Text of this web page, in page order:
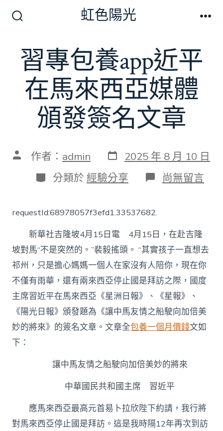
切
換
開
關
虹色陽光
習專包養app近平
在馬來西亞媒體
頒發簽名文章
文 作者： admin 發
表
日
期
2025 年 8 月 10 日
分
類
分類於 經驗分享 在
〈習
app
近
平
在
馬
來
西
亞
媒
體
頒
名
文
中
尚無留言
requestId:68978057f3efd1.33537682.
新華社吉隆坡4月15日電 4月15日，在赴吉隆
坡對馬“不是突然的。”裴毅搖頭。 “其實孩子一直想去
祁州，只是擔心媽媽一個人在家沒有人陪你，現在你
不僅有雨華，還有兩來西亞停止國是拜訪之際，國度
主席習近平在馬來西亞《星洲日報》、《星報》、
《陽光日報》頒發題為《讓中馬友情之船駛向加倍美
妙的將來》的簽名文章。文章全包養一個月價錢文如
下：
讓中馬友情之船駛向加倍美妙的將來
中華國民共和國主席 習近平
應馬來西亞最高元首易卜拉欣陛下約請，我行將
對馬來西亞停止國是拜訪。這是我時隔12年再次到訪